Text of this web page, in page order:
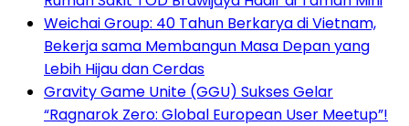
Weichai Group: 40 Tahun Berkarya di Vietnam,
Bekerja sama Membangun Masa Depan yang
Lebih Hijau dan Cerdas
Gravity Game Unite (GGU) Sukses Gelar
“Ragnarok Zero: Global European User Meetup”!